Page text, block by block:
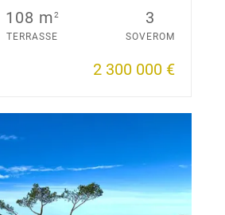
108 m2
TERRASSE
3
SOVEROM
2 300 000 €